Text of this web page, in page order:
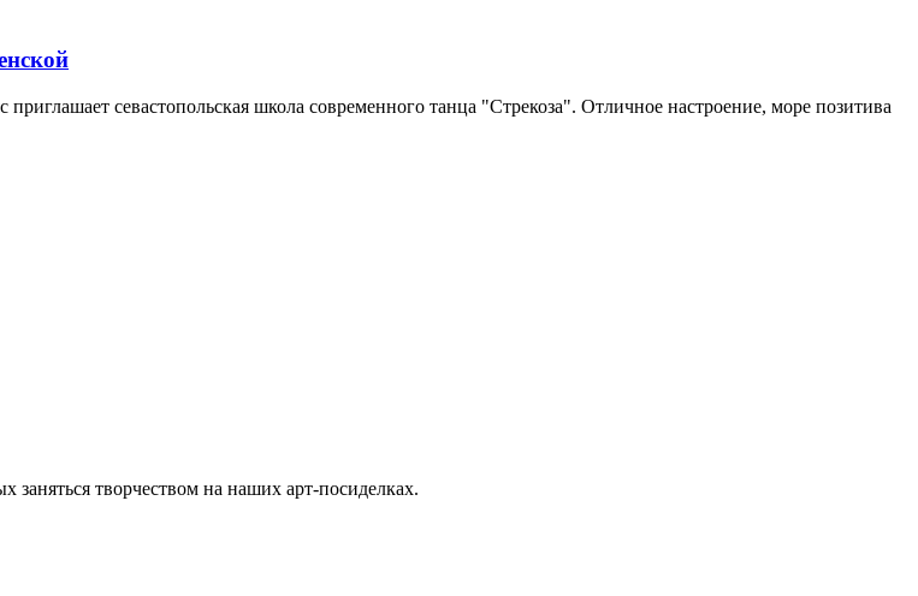
севастопольская школа современного танца "Стрекоза". Отличное настроение, море позитива
творчеством на наших арт-посиделках.